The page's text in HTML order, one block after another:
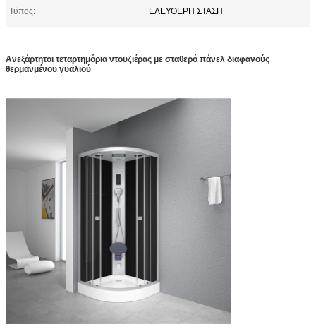
Τύπος:
ΕΛΕΥΘΕΡΗ ΣΤΑΣΗ
Ανεξάρτητοι τεταρτημόρια ντουζιέρας με σταθερό πάνελ διαφανούς
θερμανμένου γυαλιού